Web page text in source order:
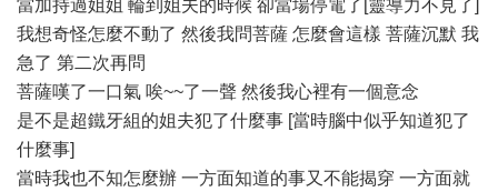
當加持過姐姐 輪到姐夫的時候 卻當場停電了[靈導力不見了]
我想奇怪怎麼不動了 然後我問菩薩 怎麼會這樣 菩薩沉默 我
急了 第二次再問
菩薩嘆了一口氣 唉~~了一聲 然後我心裡有一個意念
是不是超鐵牙組的姐夫犯了什麼事 [當時腦中似乎知道犯了
什麼事]
當時我也不知怎麼辦 一方面知道的事又不能揭穿 一方面就